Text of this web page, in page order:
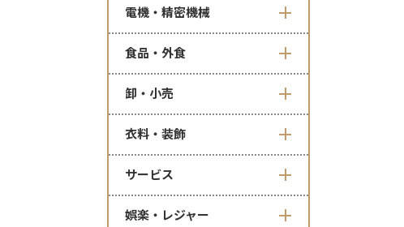
電機・精密機械
食品・外食
卸・小売
衣料・装飾
サービス
娯楽・レジャー